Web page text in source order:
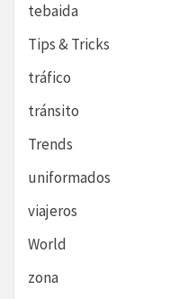
tebaida
Tips & Tricks
tráfico
tránsito
Trends
uniformados
viajeros
World
zona